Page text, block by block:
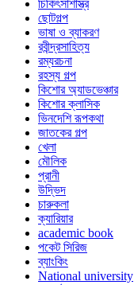
চিকিৎসাশাস্ত্র
ছোটগল্প
ভাষা ও ব্যাকরণ
রবীন্দ্রসাহিত্য
রম্যরচনা
রহস্য গল্প
কিশোর অ্যাডভেঞ্চার
কিশোর ক্লাসিক
ভিনদেশি রূপকথা
জাতকের গল্প
খেলা
মৌলিক
প্রানী
উদ্ভিদ
চারুকলা
ক্যারিয়ার
academic book
পকেট সিরিজ
ব্যাংকিং
National university